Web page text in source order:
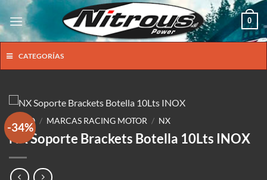
Saltar
al
contenido
0
CATEGORÍAS
-34%
INICIO / MARCAS RACING MOTOR / NX
NX Soporte Brackets Botella 10Lts INOX